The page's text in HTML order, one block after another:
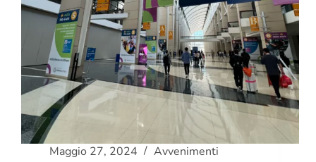
Maggio 27, 2024 Avvenimenti